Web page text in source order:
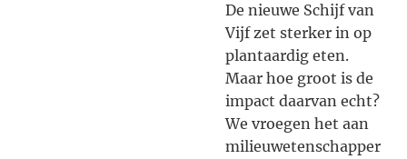
De nieuwe Schijf van
Vijf zet sterker in op
plantaardig eten.
Maar hoe groot is de
impact daarvan echt?
We vroegen het aan
milieuwetenschapper